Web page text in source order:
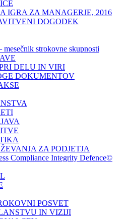
IGRA ZA MANAGERJE, 2016
DOGODEK
mesečnik strokovne skupnosti
DELU IN VIRI
DOKUMENTOV
ZA PODJETJA
Compliance Integrity Defence©
POSVET
IN VIZIJI